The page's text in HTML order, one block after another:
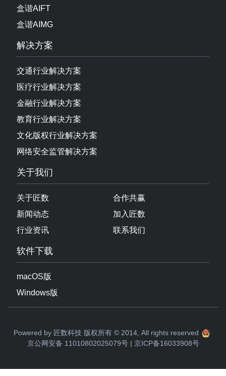
盒谐AIFT
盒谐AIMG
解决方案
交通行业解决方案
医疗行业解决方案
金融行业解决方案
教育行业解决方案
文化版权行业解决方案
网络安全监管解决方案
关于我们
关于匠数
新闻动态
行业资讯
合作共赢
加入匠数
联系我们
软件下载
macOS版
Windows版
Powered by 匠数科技 版权所有 © 2014, All rights reserved
京公网安备 11010802025079号| 京ICP备16033908号